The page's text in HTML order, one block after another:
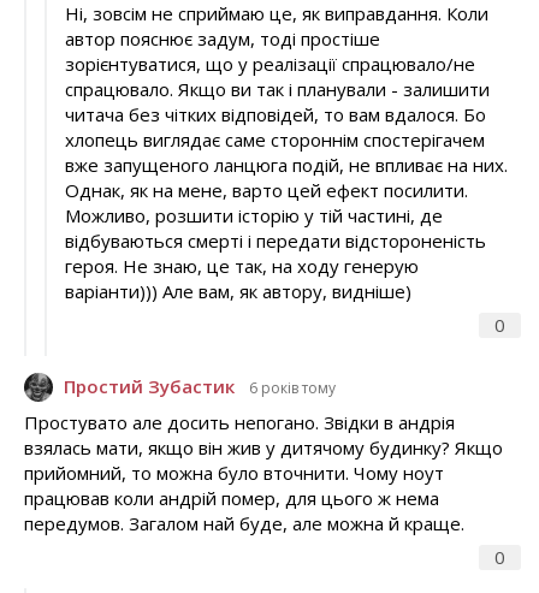
0
Ні, зовсім не сприймаю це, як виправдання. Коли
автор пояснює задум, тоді простіше
зорієнтуватися, що у реалізації спрацювало/не
спрацювало. Якщо ви так і планували - залишити
читача без чітких відповідей, то вам вдалося. Бо
хлопець виглядає саме стороннім спостерігачем
вже запущеного ланцюга подій, не впливає на них.
Однак, як на мене, варто цей ефект посилити.
Можливо, розшити історію у тій частині, де
відбуваються смерті і передати відстороненість
героя. Не знаю, це так, на ходу генерую
варіанти))) Але вам, як автору, видніше)
Простий Зубастик 6 років тому
0
Простувато але досить непогано. Звідки в андрія
взялась мати, якщо він жив у дитячому будинку? Якщо
прийомний, то можна було вточнити. Чому ноут
працював коли андрій помер, для цього ж нема
передумов. Загалом най буде, але можна й краще.